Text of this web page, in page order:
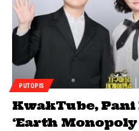
PUTOPIS
KwakTube,
‘Earth Monopoly